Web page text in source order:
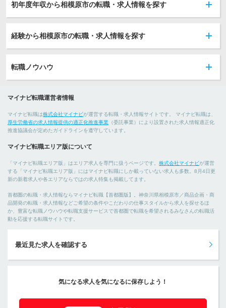
初年度年収から相模原市の転職・求人情報を探す
経験から相模原市の転職・求人情報を探す
転職ノウハウ
マイナビ転職運営者情報
マイナビ転職は株式会社マイナビが運営する転職・求人情報サイトです。 マイナビ転職は、
厚生労働省の求人情報提供の適正化推進事業 （委託事業）により設置された求人情報適正化
推進協議会が定めたガイドラインを遵守しています。
マイナビ転職エリア版について
「マイナビ転職エリア版」はエリア求人を専門に扱うページです。 株式会社マイナビが運営
する「マイナビ転職エリア版」にはマイナビ転職にしか載っていない求人も多数。8月4日更
新の新着求人や各エリアならではの求人特集も掲載してます。
首都圏の転職・求人情報ならマイナビ転職【首都圏版】。神奈川県相模原市／商品企画・商
品開発の転職・求人情報などご希望の条件やこだわりの仕事スタイルから求人を探せるほ
か、豊富な転職ノウハウや転職支援サービスで首都圏で転職を希望されるみなさんの転職活
動を応援する転職サイトです。
最近見た求人を確認する
気になる求人を気になるに保存しよう！